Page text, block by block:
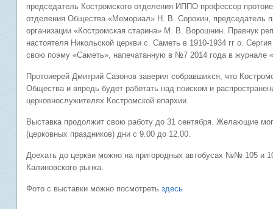
председатель Костромского отделения ИППО профессор
отделения Общества «Мемориал» Н. В. Сорокин, председатель
организации «Костромская старина» М. В. Ворошнин. Правнук
настоятеля Никольской церкви с. Саметь в 1910-1934 гг о.
свою поэму «Саметь», напечатанную в №7 2014 года в журнале
Протоиерей Дмитрий Сазонов заверил собравшихся, что
Общества и впредь будет работать над поиском и
церковнослужителях Костромской епархии.
Выставка продолжит свою работу до 31 сентября. Желающие
(церковных праздников) дни с 9.00 до 12.00.
Доехать до церкви можно на пригородных автобусах №№ 105 и
Калиновского рынка.
Фото с выставки можно посмотреть здесь